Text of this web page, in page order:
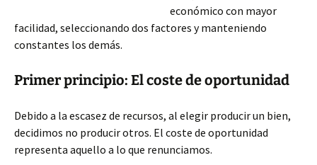
económico con mayor
facilidad, seleccionando dos factores y manteniendo
constantes los demás.
Primer principio: El coste de oportunidad
Debido a la escasez de recursos, al elegir producir un bien,
decidimos no producir otros. El coste de oportunidad
representa aquello a lo que renunciamos.